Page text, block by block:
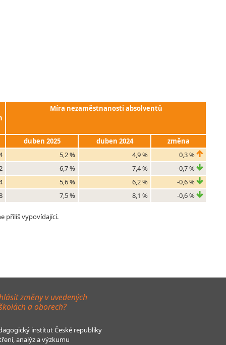
Míra nezaměstnanosti absolventů
duben 2025 duben 2024
změna
5,2 % 4,9 %
0,3 %
6,7 % 7,4 %
-0,7 %
5,6 % 6,2 %
-0,6 %
7,5 % 8,1 % -0,6 %
příliš vypovídající.
změny v uvedených
a oborech?
institut České republiky
analýz a výzkumu